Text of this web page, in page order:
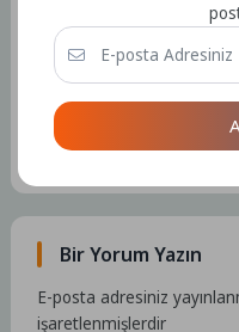
Admin
Kullanıcıya ait herhangi
bulunmamaktadır.
Bir Yorum Yazın
E-posta adresiniz
işaretlenmişlerdir